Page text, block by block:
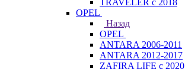
TRAVELER с 2018
OPEL
Назад
OPEL
ANTARA 2006-2011
ANTARA 2012-2017
ZAFIRA LIFE с 2020